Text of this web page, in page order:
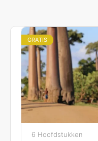
GRATIS
6 Hoofdstukken